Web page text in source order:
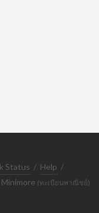
Status / Help /
(ทะเบียนพาณิชย์)